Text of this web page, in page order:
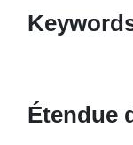
Étendue